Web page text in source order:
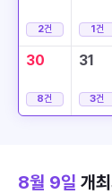
2건 1건
30
8건
31
3건
8월 9일 개